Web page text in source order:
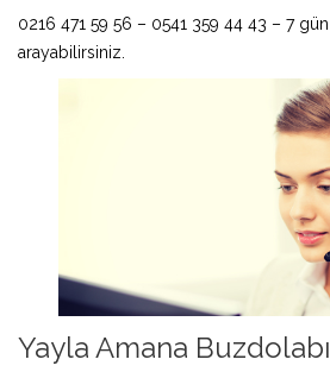
0216 471 59 56 – 0541 359 44 43 – 7
arayabilirsiniz.
Yayla Amana